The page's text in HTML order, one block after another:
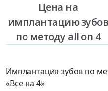
Цена на
имплантацию зубов
по методу all on 4
Имплантация зубов по
«Все на 4»